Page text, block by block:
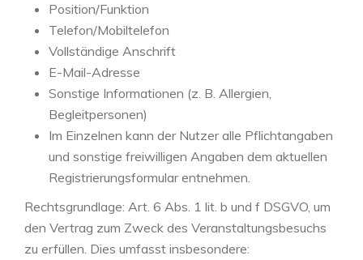
Position/Funktion
Telefon/Mobiltelefon
Vollständige Anschrift
E-Mail-Adresse
Sonstige Informationen (z. B. Allergien,
Begleitpersonen)
Im Einzelnen kann der Nutzer alle Pflichtangaben
und sonstige freiwilligen Angaben dem aktuellen
Registrierungsformular entnehmen.
Rechtsgrundlage: Art. 6 Abs. 1 lit. b und f DSGVO, um
den Vertrag zum Zweck des Veranstaltungsbesuchs
zu erfüllen. Dies umfasst insbesondere: